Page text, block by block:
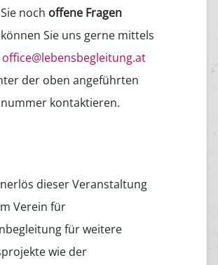
noch offene Fragen
Sie uns gerne mittels
office@lebensbegleitung.at
der oben angeführten
kontaktieren.
dieser Veranstaltung
Verein für
für weitere
wie der